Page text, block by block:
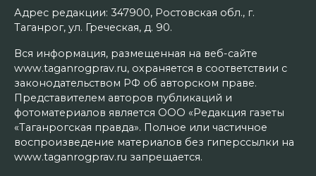
Адрес редакции: 347900, Ростовская обл., г.
Таганрог, ул. Греческая, д. 90.
Вся информация, размещенная на веб-сайте
www.taganrogprav.ru, охраняется в соответствии с
законодательством РФ об авторском праве.
Представителем авторов публикаций и
фотоматериалов является ООО «Редакция газеты
«Таганрогская правда». Полное или частичное
воспроизведение материалов без гиперссылки на
www.taganrogprav.ru запрещается.